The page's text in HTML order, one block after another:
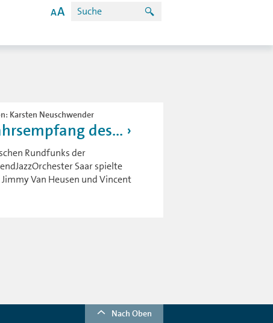
Karsten Neuschwender
des...
Rundfunks der
Saar spielte
Van Heusen und Vincent
Nach Oben